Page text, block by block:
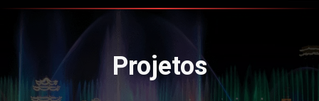
Projetos